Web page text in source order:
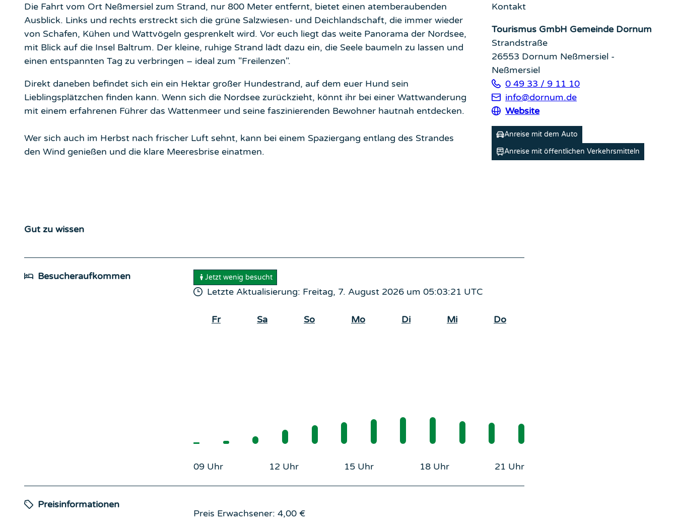
Die Fahrt vom Ort Neßmersiel zum Strand, nur 800 Meter entfernt, bietet einen atemberaubenden
Ausblick. Links und rechts erstreckt sich die grüne Salzwiesen- und Deichlandschaft, die immer wieder
von Schafen, Kühen und Wattvögeln gesprenkelt wird. Vor euch liegt das weite Panorama der Nordsee,
mit Blick auf die Insel Baltrum. Der kleine, ruhige Strand lädt dazu ein, die Seele baumeln zu lassen und
einen entspannten Tag zu verbringen – ideal zum "Freilenzen".
Direkt daneben befindet sich ein ein Hektar großer Hundestrand, auf dem euer Hund sein
Lieblingsplätzchen finden kann. Wenn sich die Nordsee zurückzieht, könnt ihr bei einer Wattwanderung
mit einem erfahrenen Führer das Wattenmeer und seine faszinierenden Bewohner hautnah entdecken.
Wer sich auch im Herbst nach frischer Luft sehnt, kann bei einem Spaziergang entlang des Strandes
den Wind genießen und die klare Meeresbrise einatmen.
Gut zu wissen
Besucheraufkommen Jetzt wenig besucht
Letzte Aktualisierung: Freitag, 7. August 2026 um 05:03:21 UTC
Fr Sa So Mo Di Mi Do
09 Uhr 12 Uhr 15 Uhr 18 Uhr 21 Uhr
Preisinformationen
Preis Erwachsener: 4,00 €
Kontakt
Tourismus GmbH Gemeinde Dornum
Strandstraße
26553 Dornum Neßmersiel -
Neßmersiel
0 49 33 / 9 11 10
info@dornum.de
Website
Anreise mit dem Auto
Anreise mit öffentlichen Verkehrsmitteln